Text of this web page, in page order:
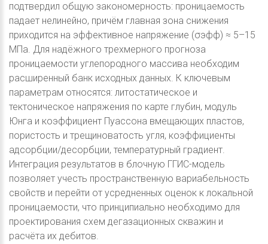
подтвердил общую закономерность: проницаемость
падает нелинейно, причём главная зона снижения
приходится на эффективное напряжение (σэфф) ≈ 5–15
МПа. Для надёжного трехмерного прогноза
проницаемости углепородного массива необходим
расширенный банк исходных данных. К ключевым
параметрам относятся: литостатическое и
тектоническое напряжения по карте глубин, модуль
Юнга и коэффициент Пуассона вмещающих пластов,
пористость и трещиноватость угля, коэффициенты
адсорбции/десорбции, температурный градиент.
Интеграция результатов в блочную ГГИС-модель
позволяет учесть пространственную вариабельность
свойств и перейти от усредненных оценок к локальной
проницаемости, что принципиально необходимо для
проектирования схем дегазационных скважин и
расчёта их дебитов.